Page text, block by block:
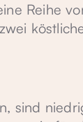
Reihe
sind